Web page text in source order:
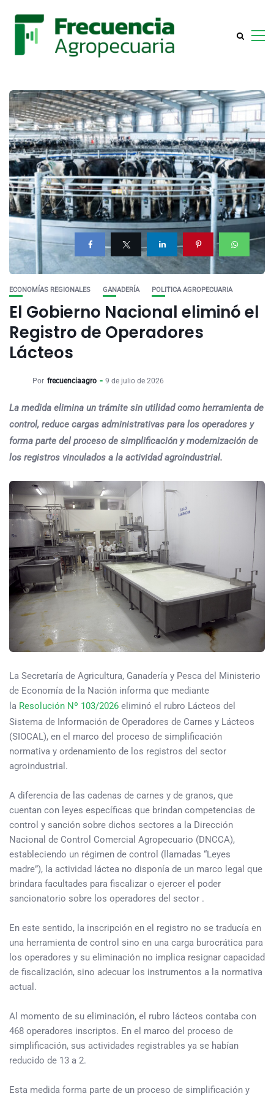
ECONOMÍAS REGIONALES GANADERÍA POLITICA AGROPECUARIA
El Gobierno Nacional eliminó el
Registro de Operadores
Lácteos
Por frecuenciaagro 9 de julio de 2026
La medida elimina un trámite sin utilidad como herramienta de
control, reduce cargas administrativas para los operadores y
forma parte del proceso de simplificación y modernización de
los registros vinculados a la actividad agroindustrial.
La Secretaría de Agricultura, Ganadería y Pesca del Ministerio
de Economía de la Nación informa que mediante
la Resolución Nº 103/2026 eliminó el rubro Lácteos del
Sistema de Información de Operadores de Carnes y Lácteos
(SIOCAL), en el marco del proceso de simplificación
normativa y ordenamiento de los registros del sector
agroindustrial.
A diferencia de las cadenas de carnes y de granos, que
cuentan con leyes específicas que brindan competencias de
control y sanción sobre dichos sectores a la Dirección
Nacional de Control Comercial Agropecuario (DNCCA),
estableciendo un régimen de control (llamadas “Leyes
madre”), la actividad láctea no disponía de un marco legal que
brindara facultades para fiscalizar o ejercer el poder
sancionatorio sobre los operadores del sector .
En este sentido, la inscripción en el registro no se traducía en
una herramienta de control sino en una carga burocrática para
los operadores y su eliminación no implica resignar capacidad
de fiscalización, sino adecuar los instrumentos a la normativa
actual.
Al momento de su eliminación, el rubro lácteos contaba con
468 operadores inscriptos. En el marco del proceso de
simplificación, sus actividades registrables ya se habían
reducido de 13 a 2.
Esta medida forma parte de un proceso de simplificación y